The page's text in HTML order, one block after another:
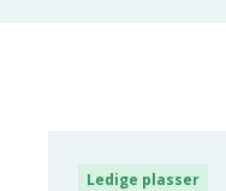
Ledige plasser